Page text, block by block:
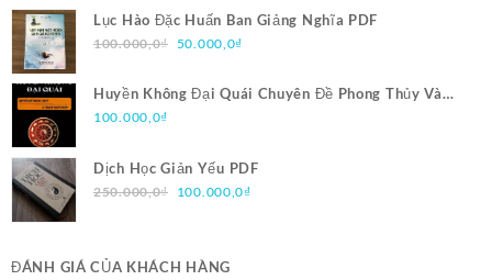
Lục Hào Đặc Huấn Ban Giảng Nghĩa PDF
100.000,0₫ Giá
là:
50.000,0₫
tại
Huyền Không Đại Quái Chuyên Đề Phong Thủy Và
Trạch Nhật Pháp PDF
100.000,0₫
Dịch Học Giản Yếu PDF
250.000,0₫ Giá
250.000,0₫.
100.000,0₫Giá
ĐÁNH GIÁ CỦA KHÁCH HÀNG